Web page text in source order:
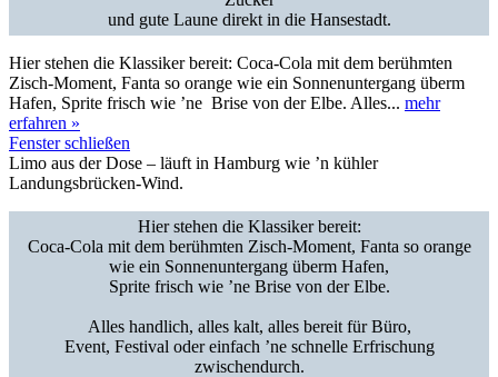
und gute Laune direkt in die Hansestadt.
Hier stehen die Klassiker bereit: Coca‑Cola mit dem berühmten
Zisch‑Moment, Fanta so orange wie ein Sonnenuntergang überm
Hafen, Sprite frisch wie ’ne Brise von der Elbe. Alles... mehr
erfahren »
Fenster schließen
Limo aus der Dose – läuft in Hamburg wie ’n kühler
Landungsbrücken‑Wind.
Hier stehen die Klassiker bereit:
Coca‑Cola mit dem berühmten Zisch‑Moment, Fanta so orange
wie ein Sonnenuntergang überm Hafen,
Sprite frisch wie ’ne Brise von der Elbe.
Alles handlich, alles kalt, alles bereit für Büro,
Event, Festival oder einfach ’ne schnelle Erfrischung
zwischendurch.